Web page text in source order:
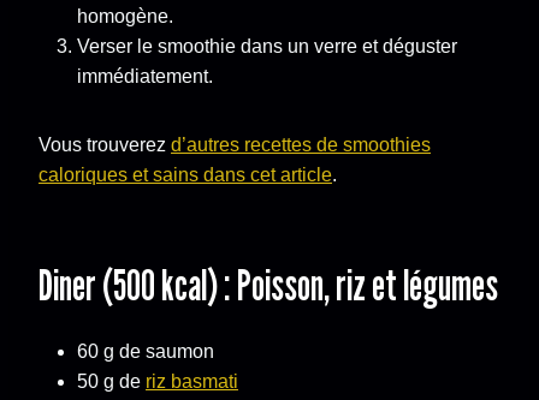
homogène.
Verser le smoothie dans un verre et déguster
immédiatement.
Vous trouverez d’autres recettes de smoothies
caloriques et sains dans cet article.
Diner (500 kcal) : Poisson, riz et légumes
60 g de saumon
50 g de riz basmati